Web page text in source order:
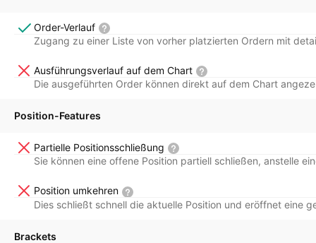
Order-Verlauf
Zugang zu einer Liste von vorher platzierten Ordern mit
Ausführungsverlauf auf dem Chart
Die ausgeführten Order können direkt auf dem Chart
Position-Features
Partielle Positionsschließung
Sie können eine offene Position partiell schließen, anstelle
Position umkehren
Dies schließt schnell die aktuelle Position und eröffnet eine
Brackets